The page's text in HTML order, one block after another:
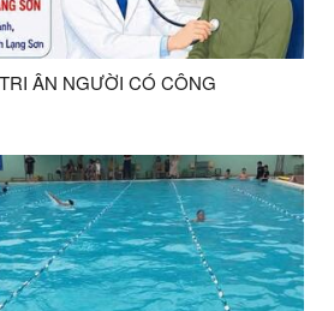
ÂN NGƯỜI CÓ CÔNG